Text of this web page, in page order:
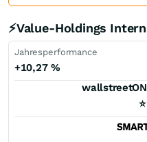
⚡Value-Holdings
Jahresperformance
+10,27 %
⭐